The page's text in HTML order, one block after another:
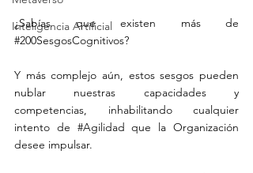
Inteligencia Artificial
#200SesgosCognitivos?
Y más complejo aún, estos sesgos pueden
nublar nuestras capacidades y
competencias, inhabilitando cualquier
intento de #Agilidad que la Organización
desee impulsar.